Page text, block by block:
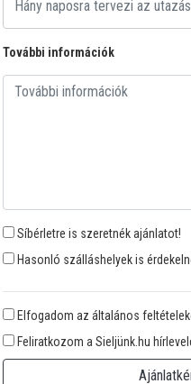
További információk
Síbérletre is szeretnék ajánlatot!
Hasonló szálláshelyek is
Elfogadom az általános
Feliratkozom a Sieljünk.hu